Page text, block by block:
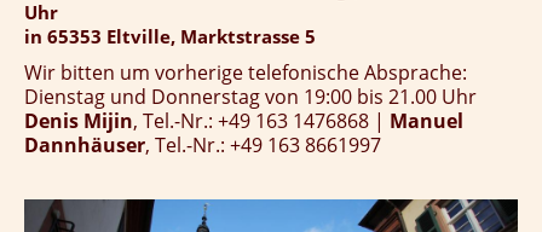
Uhr
in 65353 Eltville, Marktstrasse 5
Wir bitten um vorherige telefonische Absprache:
Dienstag und Donnerstag von 19:00 bis 21.00 Uhr
Denis Mijin, Tel.-Nr.: +49 163 1476868 | Manuel
Dannhäuser, Tel.-Nr.: +49 163 8661997